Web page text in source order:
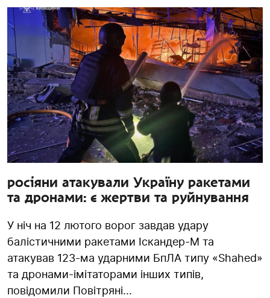
росіяни атакували Україну ракетами
та дронами: є жертви та руйнування
У ніч на 12 лютого ворог завдав удару
балістичними ракетами Іскандер-М та
атакував 123-ма ударними БпЛА типу «Shahed»
та дронами-імітаторами інших типів,
повідомили Повітряні...